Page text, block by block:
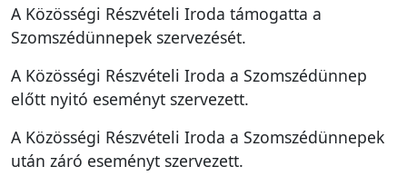
A Közösségi Részvételi Iroda támogatta a
Szomszédünnepek szervezését.
A Közösségi Részvételi Iroda a Szomszédünnep
előtt nyitó eseményt szervezett.
A Közösségi Részvételi Iroda a Szomszédünnepek
után záró eseményt szervezett.